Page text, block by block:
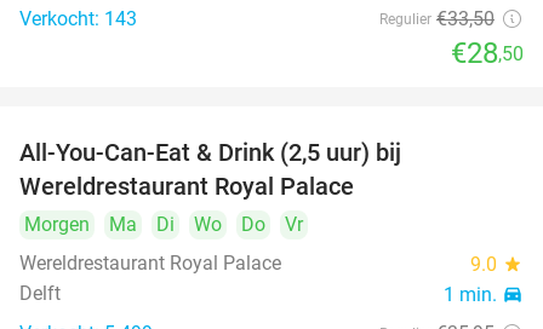
Verkocht: 143 Regulier €33,50
€28,50
All-You-Can-Eat & Drink (2,5 uur) bij
Wereldrestaurant Royal Palace
Morgen Ma Di Wo Do
Vr
Wereldrestaurant Royal Palace
9.0 star
Delft 1 min. directions_car